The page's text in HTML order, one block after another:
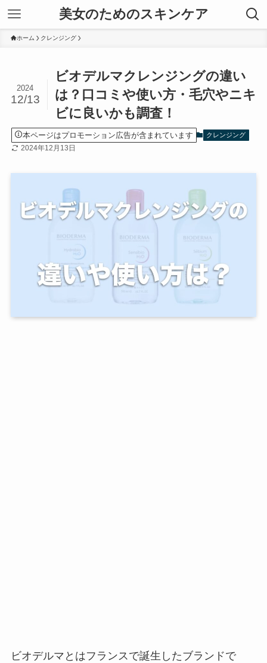
美女のためのスキンケア
ホーム クレンジング
ビオデルマクレンジングの違い
は？口コミや使い方・毛穴やニキ
ビに良いかも調査！
2024
12/13
本ページはプロモーション広告が含まれています クレンジング
2024年12月13日
ビオデルマとはフランスで誕生したブランドで